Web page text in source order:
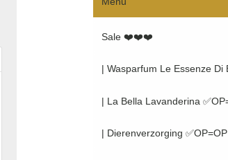
Sale ❤️❤️❤️
| Wasparfum Le Essenze Di
| La Bella Lavanderina
| Dierenverzorging ✅OP=OP